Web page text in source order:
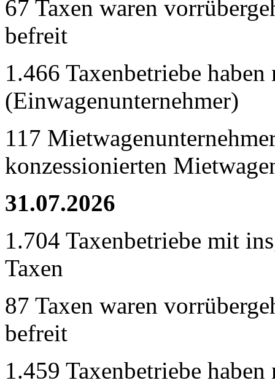
67 Taxen waren
befreit
1.466 Taxenbetriebe haben
(Einwagenunternehmer)
117
konzessionierten
31.07.2026
1.704 Taxenbetriebe mit
Taxen
87 Taxen waren
befreit
1.459 Taxenbetriebe haben